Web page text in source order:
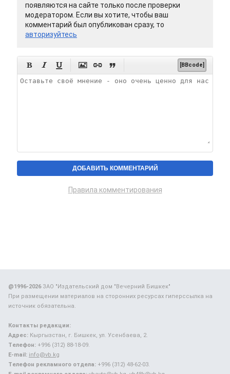
появляются на сайте только после проверки
модератором. Если вы хотите, чтобы ваш
комментарий был опубликован сразу, то
авторизуйтесь
      [BBcode]
Правила комментирования
@1996-2026ЗАО "Издательский дом "Вечерний Бишкек"
При размещении материалов на сторонних ресурсах гиперссылка на
источник обязательна.
Контакты редакции:
Адрес: Кыргызстан, г. Бишкек, ул. Усенбаева, 2.
Телефон: +996 (312) 88-18-09.
E-mail: info@vb.kg
Телефон рекламного отдела: +996 (312) 48-62-03.